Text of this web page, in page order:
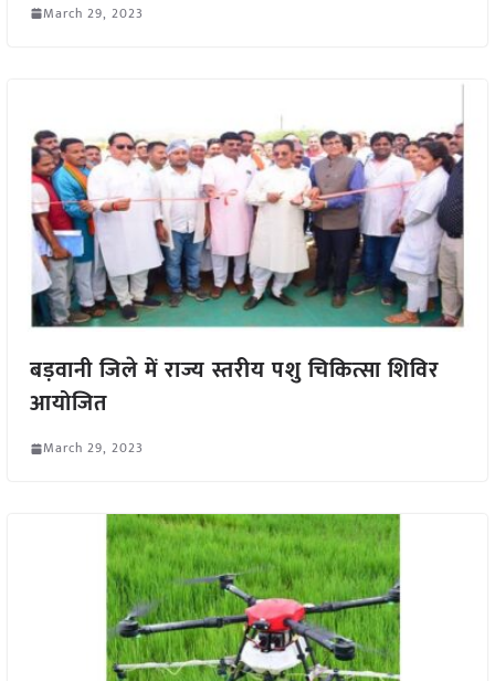
March 29, 2023
बड़वानी जिले में राज्य स्तरीय पशु चिकित्सा शिविर
आयोजित
March 29, 2023